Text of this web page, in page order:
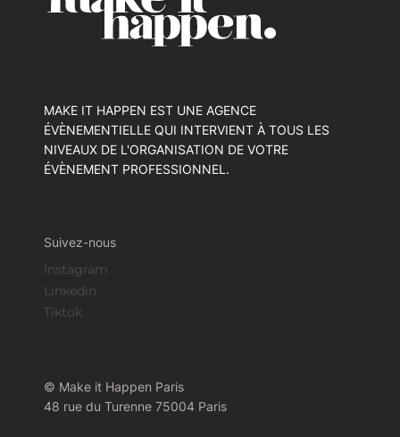
MAKE IT HAPPEN EST UNE AGENCE
ÉVÈNEMENTIELLE QUI INTERVIENT À TOUS LES
NIVEAUX DE L'ORGANISATION DE VOTRE
ÉVÈNEMENT PROFESSIONNEL.
Suivez-nous
Instagram
Linkedin
Tiktok
© Make it Happen Paris
48 rue du Turenne 75004 Paris